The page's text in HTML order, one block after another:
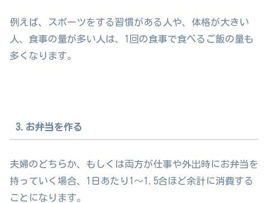
例えば、スポーツをする習慣がある人や、体格が大きい
人、食事の量が多い人は、1回の食事で食べるご飯の量も
多くなります。
3.お弁当を作る
夫婦のどちらか、もしくは両方が仕事や外出時にお弁当を
持っていく場合、1日あたり1〜1.5合ほど余計に消費する
ことになります。